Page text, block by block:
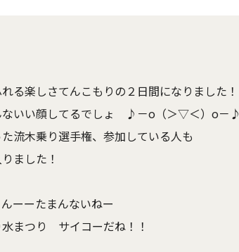
る楽しさてんこもりの２日間になりました！
ないい顔してるでしょ ♪－o（＞▽＜）o－♪
流木乗り選手権、参加している人も
ました！
ーーたまんないねー
まつり サイコーだね！！